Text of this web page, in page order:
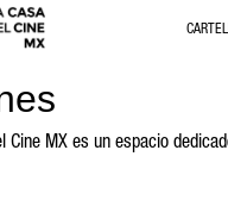
Cine MX es un espacio